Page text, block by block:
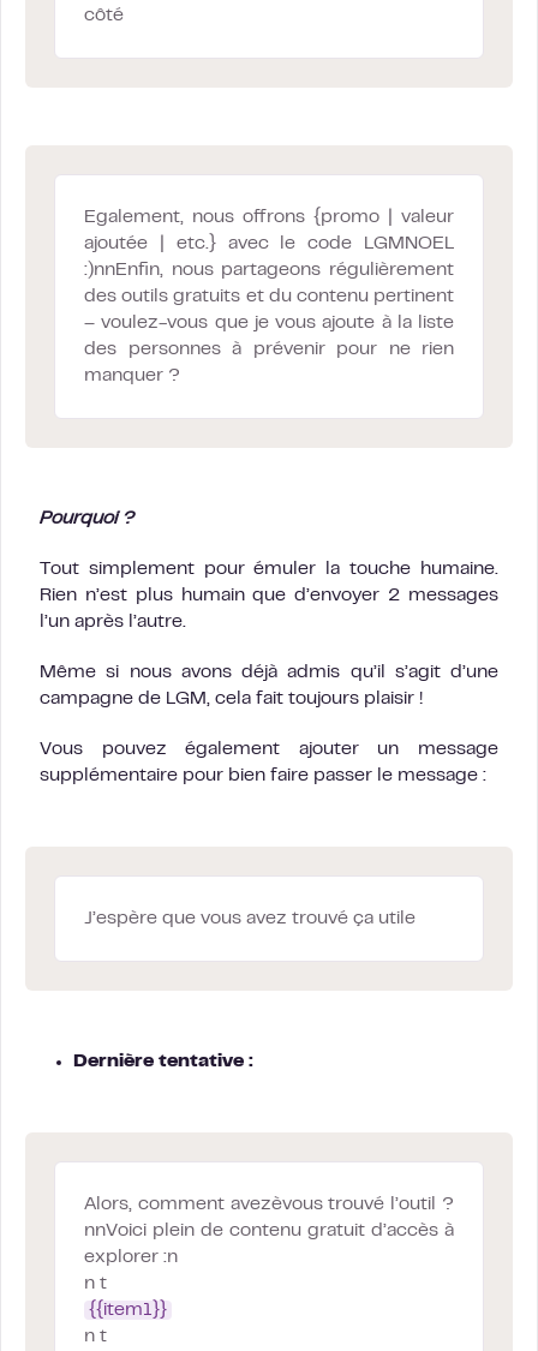
côté
Egalement, nous offrons {promo | valeur
ajoutée | etc.} avec le code LGMNOEL
:)nnEnfin, nous partageons régulièrement
des outils gratuits et du contenu pertinent
– voulez-vous que je vous ajoute à la liste
des personnes à prévenir pour ne rien
manquer ?
Pourquoi ?
Tout simplement pour émuler la touche humaine.
Rien n’est plus humain que d’envoyer 2 messages
l’un après l’autre.
Même si nous avons déjà admis qu’il s’agit d’une
campagne de LGM, cela fait toujours plaisir !
Vous pouvez également ajouter un message
supplémentaire pour bien faire passer le message :
J’espère que vous avez trouvé ça utile
Dernière tentative :
Alors, comment avezèvous trouvé l’outil ?
nnVoici plein de contenu gratuit d’accès à
explorer :n
n t
{{item1}}
n t